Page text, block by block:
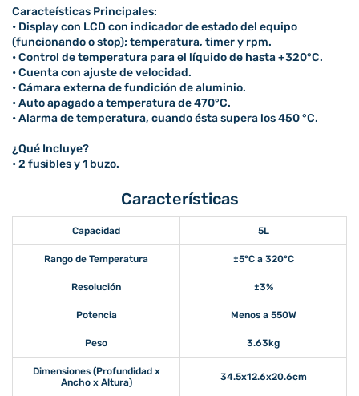
Caracteísticas Principales:
• Display con LCD con indicador de estado del equipo
(funcionando o stop); temperatura, timer y rpm.
• Control de temperatura para el líquido de hasta +320°C.
• Cuenta con ajuste de velocidad.
• Cámara externa de fundición de aluminio.
• Auto apagado a temperatura de 470°C.
• Alarma de temperatura, cuando ésta supera los 450 °C.
¿Qué Incluye?
• 2 fusibles y 1 buzo.
Características
Capacidad 5L
Rango de Temperatura ±5°C a 320°C
Resolución ±3%
Potencia Menos a 550W
Peso 3.63kg
Dimensiones (Profundidad x
Ancho x Altura)
34.5x12.6x20.6cm